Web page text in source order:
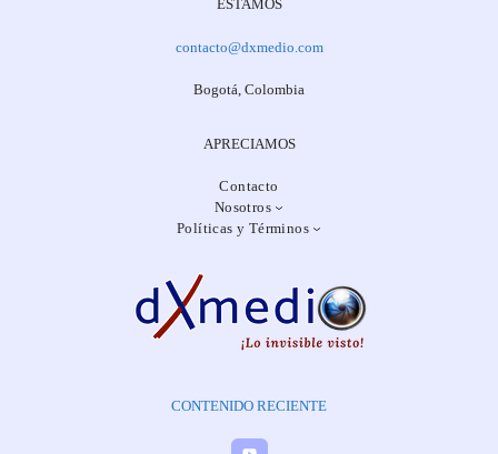
ESTAMOS
contacto@dxmedio.com
Bogotá, Colombia
APRECIAMOS
Contacto
Nosotros
Políticas y Términos
CONTENIDO RECIENTE